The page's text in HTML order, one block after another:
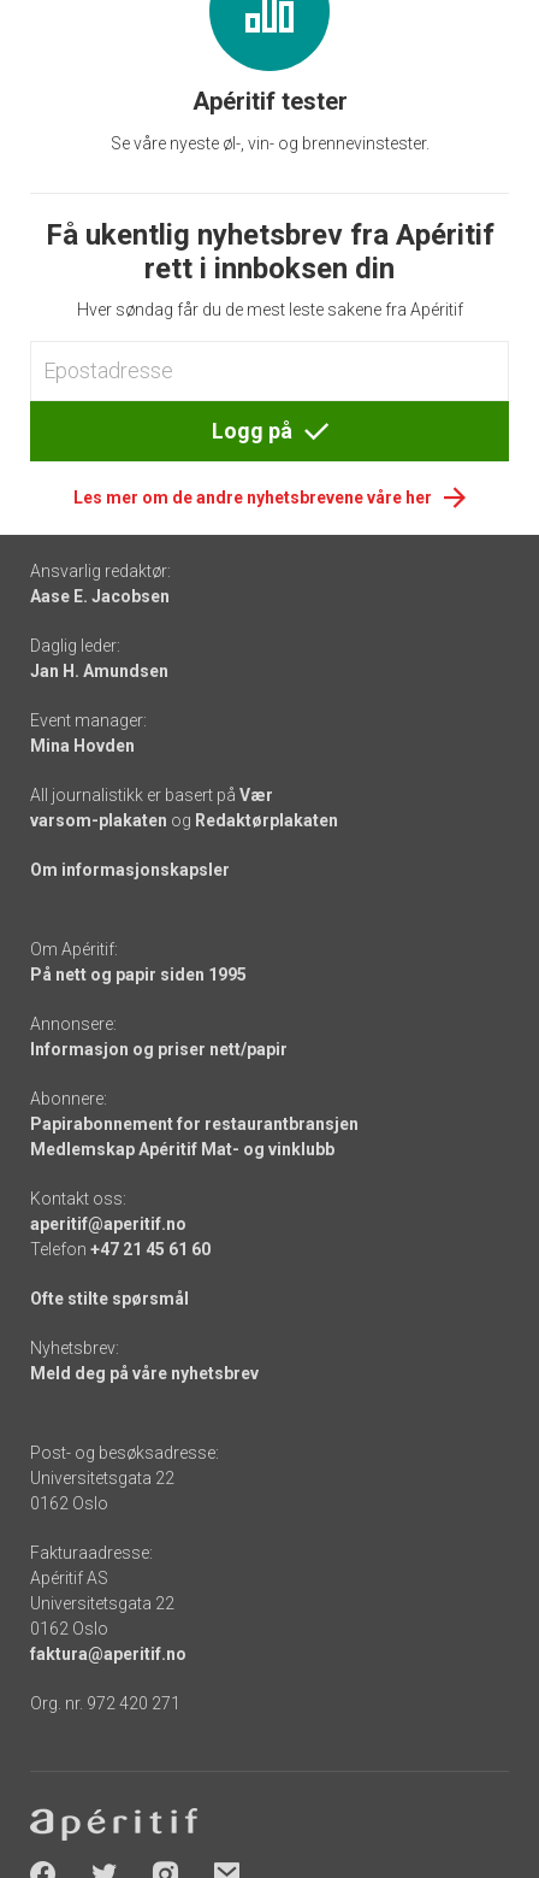
Apéritif tester
Se våre nyeste øl-, vin- og brennevinstester.
Få ukentlig nyhetsbrev fra Apéritif
rett i innboksen din
Hver søndag får du de mest leste sakene fra Apéritif
Logg på
Les mer om de andre nyhetsbrevene våre her
Footer
-
links
Ansvarlig redaktør:
Aase E. Jacobsen
Daglig leder:
Jan H. Amundsen
Event manager:
Mina Hovden
All journalistikk er basert på Vær
varsom-plakaten og Redaktørplakaten
Om informasjonskapsler
Om Apéritif:
På nett og papir siden 1995
Annonsere:
Informasjon og priser nett/papir
Abonnere:
Papirabonnement for restaurantbransjen
Medlemskap Apéritif Mat- og vinklubb
Kontakt oss:
aperitif@aperitif.no
Telefon +47 21 45 61 60
Ofte stilte spørsmål
Nyhetsbrev:
Meld deg på våre nyhetsbrev
Post- og besøksadresse:
Universitetsgata 22
0162 Oslo
Fakturaadresse:
Apéritif AS
Universitetsgata 22
0162 Oslo
faktura@aperitif.no
Org. nr. 972 420 271
-